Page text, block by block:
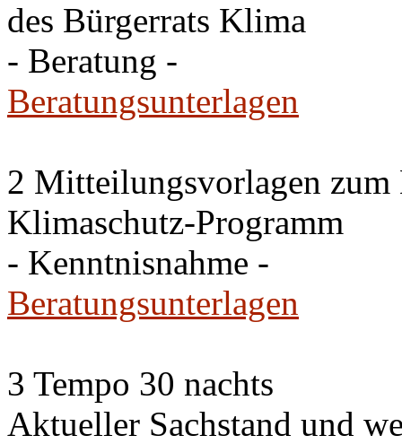
des Bürgerrats Klima
- Beratung -
Beratungsunterlagen
2 Mitteilungsvorlagen zum
Klimaschutz-Programm
- Kenntnisnahme -
Beratungsunterlagen
3 Tempo 30 nachts
Aktueller Sachstand und